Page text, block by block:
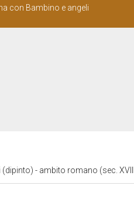
con Bambino e angeli
- ambito romano (sec.